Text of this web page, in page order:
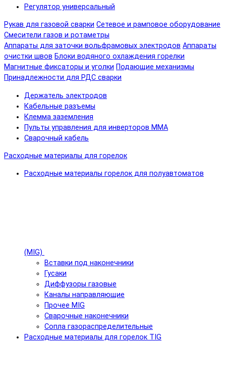
Регулятор универсальный
Рукав для газовой сварки Сетевое и рамповое оборудование
Смесители газов и ротаметры
Аппараты для заточки вольфрамовых электродов Аппараты
очистки швов Блоки водяного охлаждения горелки
Магнитные фиксаторы и уголки Подающие механизмы
Принадлежности для РДС сварки
Держатель электродов
Кабельные разъемы
Клемма заземления
Пульты управления для инверторов MMA
Сварочный кабель
Расходные материалы для горелок
Расходные материалы горелок для полуавтоматов
(MIG)
Вставки под наконечники
Гусаки
Диффузоры газовые
Каналы направляющие
Прочее MIG
Сварочные наконечники
Сопла газораспределительные
Расходные материалы для горелок TIG